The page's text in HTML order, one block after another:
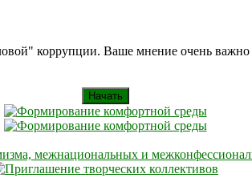
коррупции. Ваше мнение очень
Начать